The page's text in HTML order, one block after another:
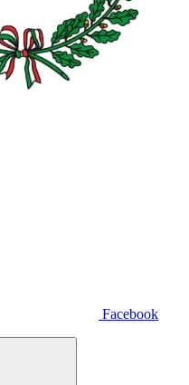
Facebook